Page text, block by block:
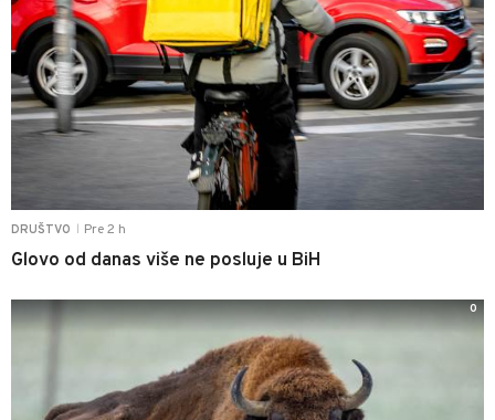
DRUŠTVO Pre 2 h
Glovo od danas više ne posluje u BiH
0